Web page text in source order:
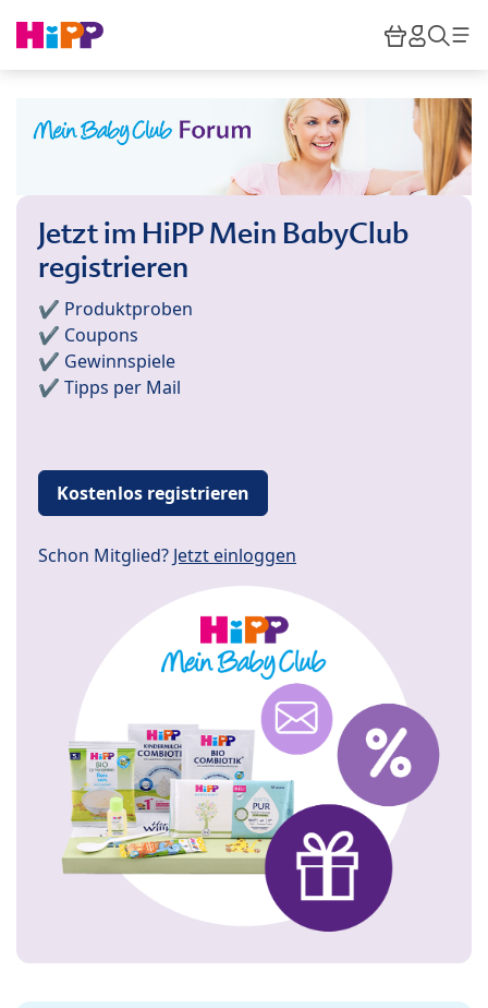
HiPP
Jetzt im HiPP Mein BabyClub
registrieren
✔️ Produktproben
✔️ Coupons
✔️ Gewinnspiele
✔️ Tipps per Mail
Kostenlos registrieren
Schon Mitglied? Jetzt einloggen